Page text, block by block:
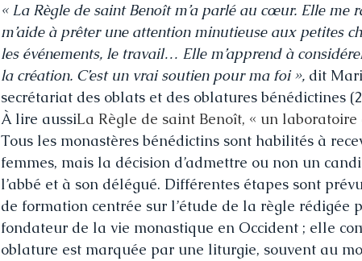
« La Règle de saint Benoît m’a parlé au cœur. Elle me
m’aide à prêter une attention minutieuse aux petites
les événements, le travail… Elle m’apprend à
la création. C’est un vrai soutien pour ma foi », dit
secrétariat des oblats et des oblatures bénédictines
À lire aussiLa Règle de saint Benoît, « un
Tous les monastères bénédictins sont habilités à
femmes, mais la décision d’admettre ou non un
l’abbé et à son délégué. Différentes étapes sont
de formation centrée sur l’étude de la règle rédigée
fondateur de la vie monastique en Occident ; elle
oblature est marquée par une liturgie, souvent au